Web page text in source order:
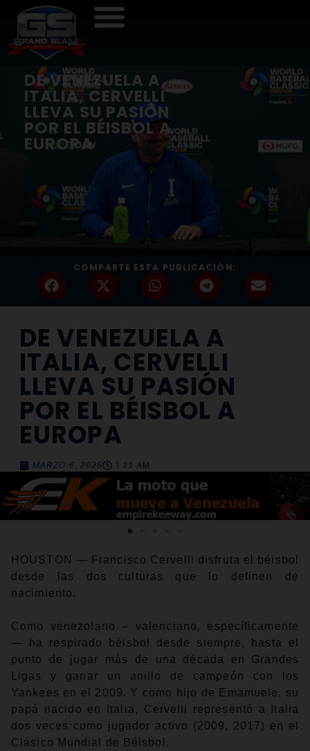
DE VENEZUELA A
ITALIA, CERVELLI
LLEVA SU PASIÓN
POR EL BÉISBOL A
EUROPA
COMPARTE ESTA PUBLICACIÓN:
DE VENEZUELA A
ITALIA, CERVELLI
LLEVA SU PASIÓN
POR EL BÉISBOL A
EUROPA
MARZO 6, 2026 1:22 AM
HOUSTON — Francisco Cervelli disfruta el béisbol
desde las dos culturas que lo definen de
nacimiento.
Como venezolano – valenciano, específicamente
— ha respirado béisbol desde siempre, hasta el
punto de jugar más de una década en Grandes
Ligas y ganar un anillo de campeón con los
Yankees en el 2009. Y como hijo de Emamuele, su
papá nacido en Italia, Cervelli representó a Italia
dos veces como jugador activo (2009, 2017) en el
Clásico Mundial de Béisbol.